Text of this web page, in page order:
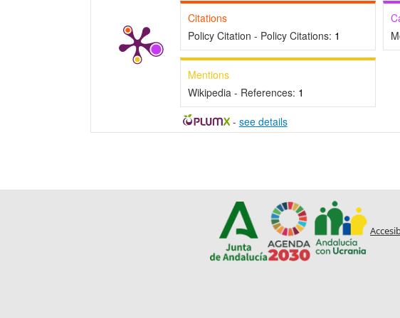
Citations
Policy Citation - Policy Citations: 1
Mentions
Wikipedia - References: 1
- see details